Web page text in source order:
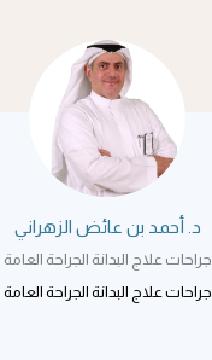
د. أحمد بن عائض الزهراني
جراحات علاج البدانة الجراحة العامة
جراحات علاج البدانة الجراحة العامة